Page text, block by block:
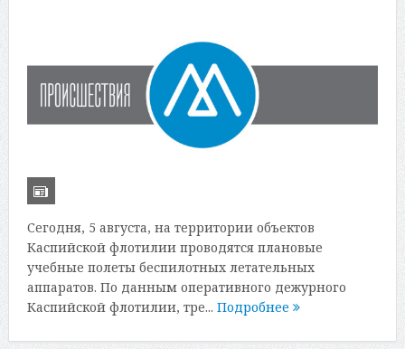
Сегодня, 5 августа, на территории объектов
Каспийской флотилии проводятся плановые
учебные полеты беспилотных летательных
аппаратов. По данным оперативного дежурного
Каспийской флотилии, тре... Подробнее